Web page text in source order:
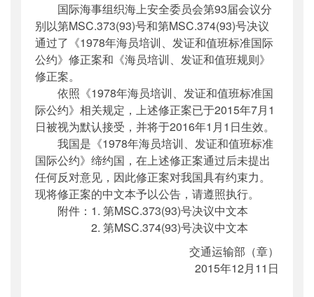
公开日期：2015年12月23日
主题词：
国际海事组织;公约;修正案;公告
机构分类：国际合作司
主题分类
公文类型：其他
国际海事组织海上安全委员会第93届会议分
别以第MSC.373(93)号和第MSC.374(93)号决议
通过了《1978年海员培训、发证和值班标准国际
公约》修正案和《海员培训、发证和值班规则》
修正案。
依照《1978年海员培训、发证和值班标准国
际公约》相关规定，上述修正案已于2015年7月1
日被视为默认接受，并将于2016年1月1日生效。
我国是《1978年海员培训、发证和值班标准
国际公约》缔约国，在上述修正案通过后未提出
任何反对意见，因此修正案对我国具有约束力。
现将修正案的中文本予以公告，请遵照执行。
附件：1. 第MSC.373(93)号决议中文本
2. 第MSC.374(93)号决议中文本
交通运输部（章）
2015年12月11日